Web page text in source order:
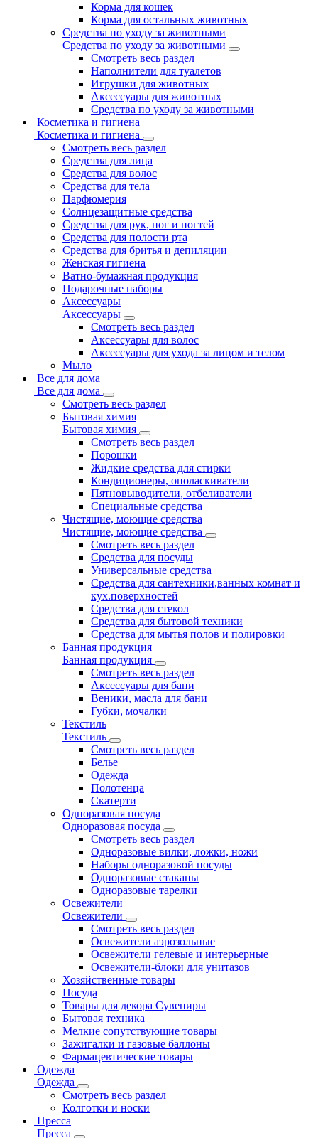
Корма для кошек
Корма для остальных животных
Средства по уходу за животными
Средства по уходу за животными
Смотреть весь раздел
Наполнители для туалетов
Игрушки для животных
Аксессуары для животных
Средства по уходу за животными
Косметика и гигиена
Косметика и гигиена
Смотреть весь раздел
Средства для лица
Средства для волос
Средства для тела
Парфюмерия
Солнцезащитные средства
Средства для рук, ног и ногтей
Средства для полости рта
Средства для бритья и депиляции
Женская гигиена
Ватно-бумажная продукция
Подарочные наборы
Аксессуары
Аксессуары
Смотреть весь раздел
Аксессуары для волос
Аксессуары для ухода за лицом и телом
Мыло
Все для дома
Все для дома
Смотреть весь раздел
Бытовая химия
Бытовая химия
Смотреть весь раздел
Порошки
Жидкие средства для стирки
Кондиционеры, ополаскиватели
Пятновыводители, отбеливатели
Специальные средства
Чистящие, моющие средства
Чистящие, моющие средства
Смотреть весь раздел
Средства для посуды
Универсальные средства
Средства для сантехники,ванных комнат и
кух.поверхностей
Средства для стекол
Средства для бытовой техники
Средства для мытья полов и полировки
Банная продукция
Банная продукция
Смотреть весь раздел
Аксессуары для бани
Веники, масла для бани
Губки, мочалки
Текстиль
Текстиль
Смотреть весь раздел
Белье
Одежда
Полотенца
Скатерти
Одноразовая посуда
Одноразовая посуда
Смотреть весь раздел
Одноразовые вилки, ложки, ножи
Наборы одноразовой посуды
Одноразовые стаканы
Одноразовые тарелки
Освежители
Освежители
Смотреть весь раздел
Освежители аэрозольные
Освежители гелевые и интерьерные
Освежители-блоки для унитазов
Хозяйственные товары
Посуда
Товары для декора Сувениры
Бытовая техника
Мелкие сопутствующие товары
Зажигалки и газовые баллоны
Фармацевтические товары
Одежда
Одежда
Смотреть весь раздел
Колготки и носки
Пресса
Пресса